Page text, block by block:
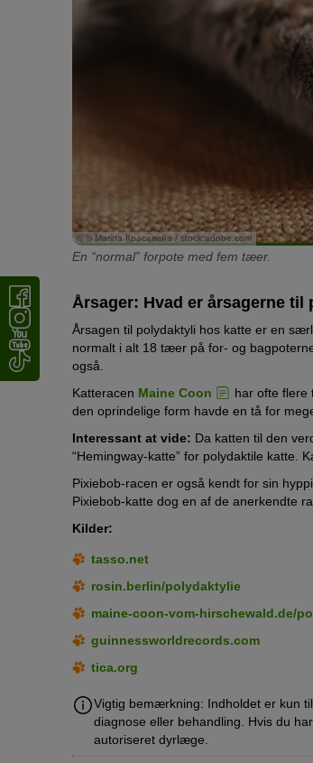
© © Marina Красавина / stock.adobe.com
En “normal” forpote med fem tæer.
Årsager: Hvad er årsagerne til
Årsagen til polydaktyli hos katte er en
normalt i alt 18 tæer på for- og
også.
Katteracen Maine Coon
har ofte flere
den oprindelige form havde en tå for
Interessant at vide: Da katten til den
“Hemingway-katte” for polydaktile katte.
Pixiebob-racen er også kendt for sin
Pixiebob-katte dog en af de anerkendte
Kilder:
tasso.net
rosin.berlin/polydaktylie
maine-coon-vom-hirschewald.de/
guinnessworldrecords.com
tica.org
Vigtig bemærkning: Indholdet er kun
diagnose eller behandling. Hvis du
autoriseret dyrlæge.